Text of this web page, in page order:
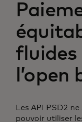
fluides
Les API PSD2
pouvoir utiliser